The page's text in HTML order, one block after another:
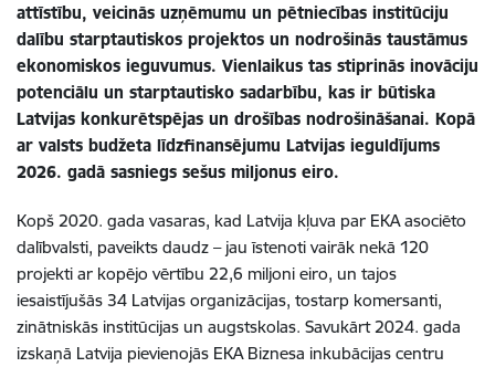
attīstību, veicinās uzņēmumu un pētniecības institūciju
dalību starptautiskos projektos un nodrošinās taustāmus
ekonomiskos ieguvumus. Vienlaikus tas stiprinās inovāciju
potenciālu un starptautisko sadarbību, kas ir būtiska
Latvijas konkurētspējas un drošības nodrošināšanai. Kopā
ar valsts budžeta līdzfinansējumu Latvijas ieguldījums
2026. gadā sasniegs sešus miljonus eiro.
Kopš 2020. gada vasaras, kad Latvija kļuva par EKA asociēto
dalībvalsti, paveikts daudz – jau īstenoti vairāk nekā 120
projekti ar kopējo vērtību 22,6 miljoni eiro, un tajos
iesaistījušās 34 Latvijas organizācijas, tostarp komersanti,
zinātniskās institūcijas un augstskolas. Savukārt 2024. gada
izskaņā Latvija pievienojās EKA Biznesa inkubācijas centru